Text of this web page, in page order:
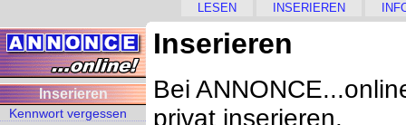
LESEN INSERIEREN
Inserieren
Kennwort vergessen
Inserieren
Bei
privat inserieren.